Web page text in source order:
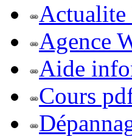
Agence
Aide
Cours